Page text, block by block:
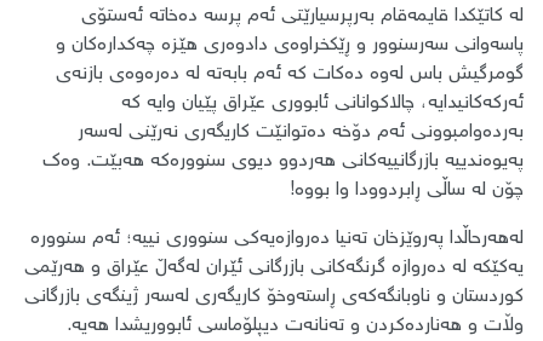
لە کاتێکدا قایمەقام بەرپرسیارێتی ئەم پرسە دەخاتە ئەستۆی
پاسەوانی سەرسنوور و ڕێکخراوەی دادوەری هێزە چەکدارەکان و
گومرگیش باس لەوە دەکات کە ئەم بابەتە لە دەرەوەی بازنەی
ئەرکەکانیدایە، چالاکوانانی ئابووری عێراق پێیان وایە کە
بەردەوامبوونی ئەم دۆخە دەتوانێت کاریگەری نەرێنی لەسەر
پەیوەندییە بازرگانییەکانی هەردوو دیوی سنوورەکە هەبێت. وەک
چۆن لە ساڵی ڕابردوودا وا بووە!
لەهەرحاڵدا پەروێزخان تەنیا دەروازەیەکی سنووری نییە؛ ئەم سنوورە
یەکێکە لە دەروازە گرنگەکانی بازرگانی ئێران لەگەڵ عێراق و هەرێمی
کوردستان و ناوبانگەکەی ڕاستەوخۆ کاریگەری لەسەر ژینگەی بازرگانی
وڵات و هەناردەکردن و تەنانەت دیپلۆماسی ئابووریشدا هەیە.